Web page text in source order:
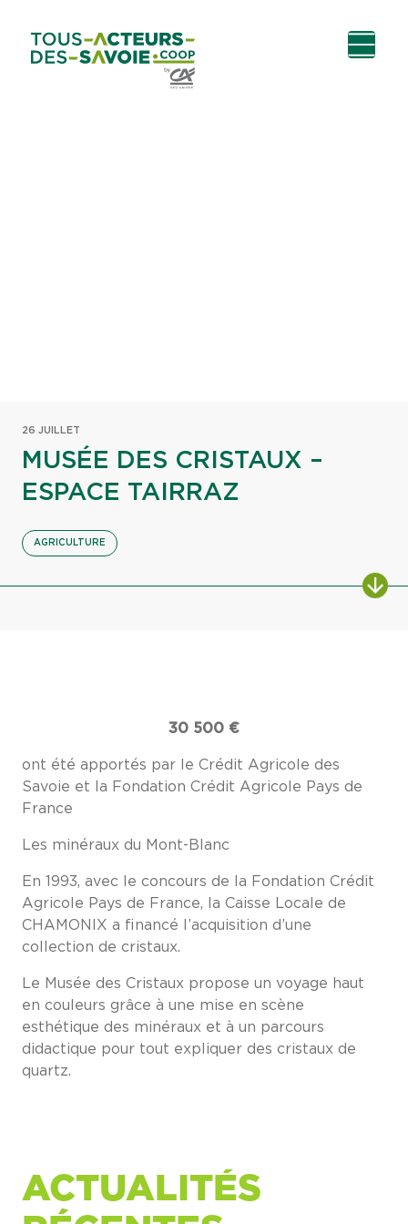
contenu
principal
26 JUILLET
MUSÉE DES CRISTAUX –
ESPACE TAIRRAZ
AGRICULTURE
30 500 €
ont été apportés par le Crédit Agricole des
Savoie et la Fondation Crédit Agricole Pays de
France
Les minéraux du Mont-Blanc
En 1993, avec le concours de la Fondation Crédit
Agricole Pays de France, la Caisse Locale de
CHAMONIX a financé l’acquisition d’une
collection de cristaux.
Le Musée des Cristaux propose un voyage haut
en couleurs grâce à une mise en scène
esthétique des minéraux et à un parcours
didactique pour tout expliquer des cristaux de
quartz.
ACTUALITÉS